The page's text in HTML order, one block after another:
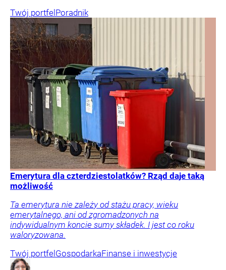
Twój portfel Poradnik
Emerytura dla czterdziestolatków? Rząd daje taką
możliwość
Ta emerytura nie zależy od stażu pracy, wieku
emerytalnego, ani od zgromadzonych na
indywidualnym koncie sumy składek. I jest co roku
waloryzowana.
Twój portfel GospodarkaFinanse i inwestycje